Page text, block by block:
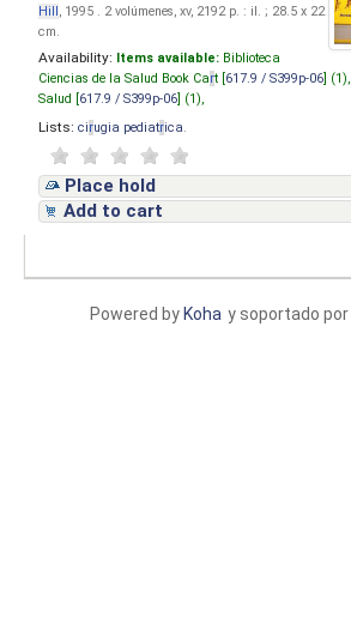
Hill, 1995 . 2 volúmenes, xv, 2192 p. : il. ; 28.5 x 22
cm.
Availability: Items available: Biblioteca
Ciencias de la Salud Book Cart [ 617.9 / S399p-06 ] (1),
Salud [ 617.9 / S399p-06 ] (1),
Lists: cirugia pediatrica
Place hold
Add to cart
y soportado por
Powered by Koha